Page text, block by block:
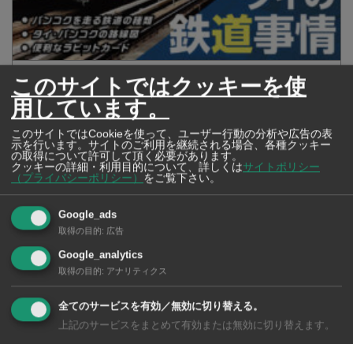
2026年版 タイの鉄道事情 電車でGO！
【タイ・バンコク】 マルシェトンロー内の「TOPS」で買える薬
2026年版
このサイトではクッキーを使
用しています。
このサイトではCookieを使って、ユーザー行動の分析や広告の表
示を行います。サイトのご利用を継続される場合、各種クッキー
の取得について許可して頂く必要があります。
クッキーの詳細・利用目的について、詳しくはサイトポリシー
（プライバシーポリシー）
をご覧下さい。
Google_ads
取得の目的: 広告
Google_analytics
取得の目的: アナリティクス
全てのサービスを有効／無効に切り替える。
上記のサービスをまとめて有効または無効に切り替えます。